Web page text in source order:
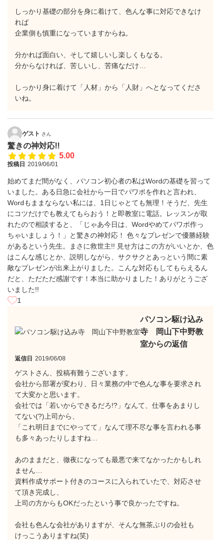
しっかり基礎の部分を身に着けて、色んな事に対応できなけ
れば
企業側も慎重になっていますからね。
分かれば面白い、そして嬉しいし楽しくもなる。
分からなければ、苦しいし、苦痛なだけ…
しっかり身に着けて「人材」から「人財」へとなってくださ
いね。
ゲスト さん
驚きの神対応!!
5.00
投稿日 2019/06/01
始めてまだ間がなく、パソコン初心者の私はWordの基礎を習って
いました。ある日急に会社から一日でパワポを作れと言われ、
Wordもままならない私には、1日じゃとても無理！そうだ、先生
にコツだけでも教えてもらおう！と即教室に電話。レッスンが取
れたので相談すると、「じゃあ今日は、Wordやめてパワポ作っ
ちゃいましょう！」と驚きの神対応！ 色々なプレゼンで優勝経験
があるという先生。まさに救世主!! 見せ方はこの方がいいとか、色
はこんな感じとか、説明しながら、サクサクとあっという間に素
敵なプレゼンが出来上がりました。こんな対応もしてもらえるん
だと、ただただ感謝です！本当に助かりました！ありがとうござ
いました!!
1
パソコン駆け込み
寺 岡山下中野教
室からの返信
返信日 2019/06/08
ゲストさん、投稿有難うございます。
会社から部署が変わり、日々業務の中で色んな事を要求され
て大変かと思います。
会社では「若いからできるだろ!?」なんて、仕事をあまりし
てない(?)上司から、
「これ明日までにやってて」なんて理不尽な事を言われる事
も多々あったりしますね…
あのままだと、徹夜になっても最悪で来てなかったかもしれ
ません…
資料作成サポート付きのコースに入られていたで、対応させ
て頂き完成し、
上司の方からもOKだったという事で良かったですね。
会社も色んな会社がありますが、そんな無茶ぶりの会社も
けっこうありますね(笑)